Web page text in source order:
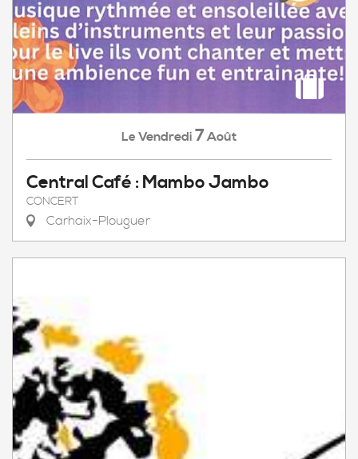
Le Vendredi 7Août
Central Café : Mambo Jambo
CONCERT
Carhaix-Plouguer